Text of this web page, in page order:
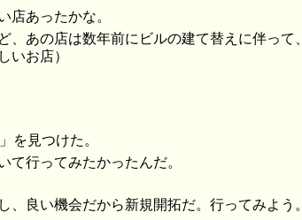
店あったかな。
、あの店は数年前にビルの建て替えに伴って
いお店）
」を見つけた。
て行ってみたかったんだ。
、良い機会だから新規開拓だ。行ってみよう。